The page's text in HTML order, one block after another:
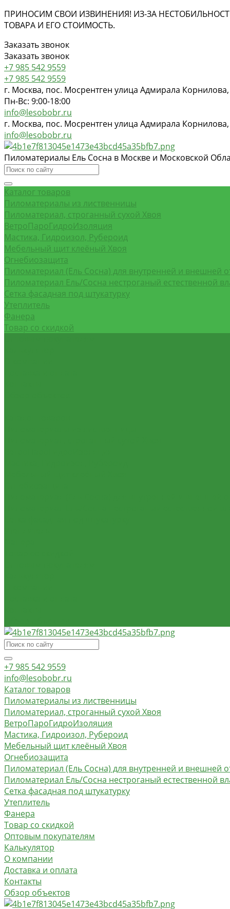
ПРИНОСИМ СВОИ ИЗВИНЕНИЯ! ИЗ-ЗА
ТОВАРА И ЕГО СТОИМОСТЬ.
Заказать звонок
Заказать звонок
+7 985 542 9559
+7 985 542 9559
г. Москва, пос. Мосрентген улица Адмирала
Пн-Вс: 9:00-18:00
info@lesobobr.ru
г. Москва, пос. Мосрентген улица Адмирала
info@lesobobr.ru
Пиломатериалы Ель Сосна в Москве и Московской
Каталог товаров
Пиломатериалы из лиственницы
Пиломатериал, строганный сухой Хвоя
ВетроПароГидроИзоляция
Мастика, Гидроизол, Рубероид
Мебельный щит клеёный Хвоя
Огнебиозащита
Пиломатериал (Ель Сосна) для внутренней и внешней
Пиломатериал Ель/Сосна нестроганый естественной
Сетка фасадная под штукатурку
Утеплитель
Фанера
Товар со скидкой
+7 985 542 9559
info@lesobobr.ru
Каталог товаров
Пиломатериалы из лиственницы
Пиломатериал, строганный сухой Хвоя
ВетроПароГидроИзоляция
Мастика, Гидроизол, Рубероид
Мебельный щит клеёный Хвоя
Огнебиозащита
Пиломатериал (Ель Сосна) для внутренней и внешней
Пиломатериал Ель/Сосна нестроганый естественной
Сетка фасадная под штукатурку
Утеплитель
Фанера
Товар со скидкой
Оптовым покупателям
Калькулятор
О компании
Доставка и оплата
Контакты
Обзор объектов